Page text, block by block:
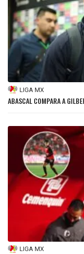
LIGA MX
ABASCAL COMPARA A
LIGA MX